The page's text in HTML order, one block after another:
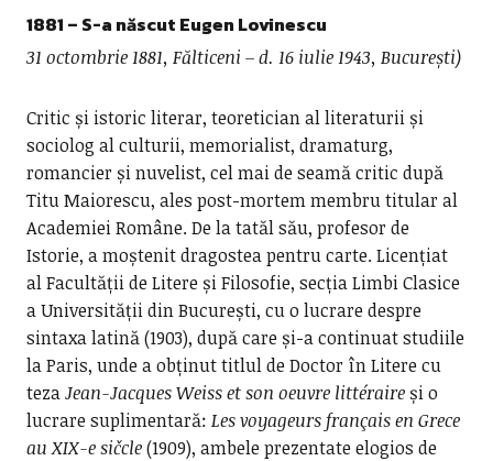
1881 – S-a născut Eugen Lovinescu
31 octombrie 1881, Fălticeni – d. 16 iulie 1943, București)
Critic și istoric literar, teoretician al literaturii și
sociolog al culturii, memorialist, dramaturg,
romancier și nuvelist, cel mai de seamă critic după
Titu Maiorescu, ales post-mortem membru titular al
Academiei Române. De la tatăl său, profesor de
Istorie, a moștenit dragostea pentru carte. Licențiat
al Facultății de Litere și Filosofie, secția Limbi Clasice
a Universității din București, cu o lucrare despre
sintaxa latină (1903), după care și-a continuat studiile
la Paris, unde a obținut titlul de Doctor în Litere cu
tezaJean-Jacques Weiss et son oeuvre littéraireși o
lucrare suplimentară: Les voyageurs français en Grece
au XIX-e sičcle(1909), ambele prezentate elogios de